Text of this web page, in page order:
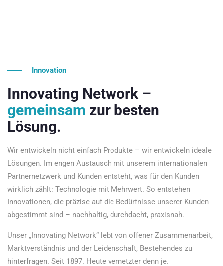
Innovation
Innovating Network –
gemeinsam zur besten
Lösung.
Wir entwickeln nicht einfach Produkte – wir entwickeln ideale
Lösungen. Im engen Austausch mit unserem internationalen
Partnernetzwerk und Kunden entsteht, was für den Kunden
wirklich zählt: Technologie mit Mehrwert. So entstehen
Innovationen, die präzise auf die Bedürfnisse unserer Kunden
abgestimmt sind – nachhaltig, durchdacht, praxisnah.
Unser „Innovating Network“ lebt von offener Zusammenarbeit,
Marktverständnis und der Leidenschaft, Bestehendes zu
hinterfragen. Seit 1897. Heute vernetzter denn je.